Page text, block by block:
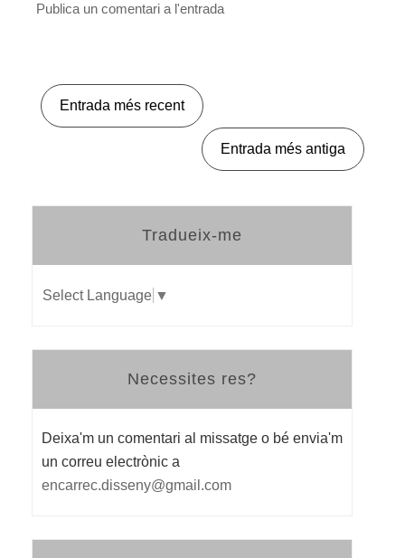
Publica un comentari a l'entrada
Entrada més recent
Entrada més antiga
Tradueix-me
Select Language ▼
Necessites res?
Deixa'm un comentari al missatge o bé envia'm
un correu electrònic a
encarrec.disseny@gmail.com